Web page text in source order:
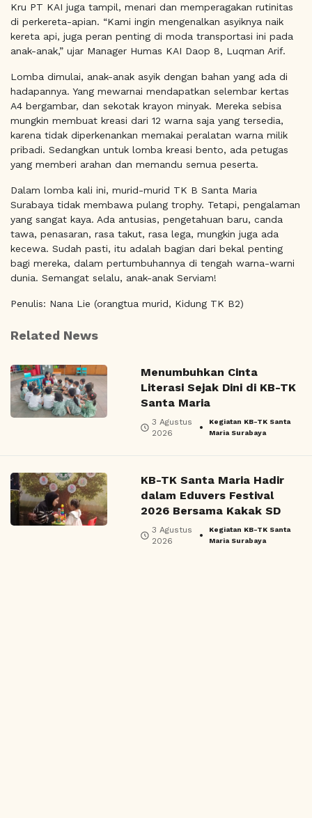
Kru PT KAI juga tampil, menari dan memperagakan rutinitas
di perkereta-apian. “Kami ingin mengenalkan asyiknya naik
kereta api, juga peran penting di moda transportasi ini pada
anak-anak,” ujar Manager Humas KAI Daop 8, Luqman Arif.
Lomba dimulai, anak-anak asyik dengan bahan yang ada di
hadapannya. Yang mewarnai mendapatkan selembar kertas
A4 bergambar, dan sekotak krayon minyak. Mereka sebisa
mungkin membuat kreasi dari 12 warna saja yang tersedia,
karena tidak diperkenankan memakai peralatan warna milik
pribadi. Sedangkan untuk lomba kreasi bento, ada petugas
yang memberi arahan dan memandu semua peserta.
Dalam lomba kali ini, murid-murid TK B Santa Maria
Surabaya tidak membawa pulang trophy. Tetapi, pengalaman
yang sangat kaya. Ada antusias, pengetahuan baru, canda
tawa, penasaran, rasa takut, rasa lega, mungkin juga ada
kecewa. Sudah pasti, itu adalah bagian dari bekal penting
bagi mereka, dalam pertumbuhannya di tengah warna-warni
dunia. Semangat selalu, anak-anak Serviam!
Penulis: Nana Lie (orangtua murid, Kidung TK B2)
Related News
Menumbuhkan Cinta
Literasi Sejak Dini di KB-TK
Santa Maria
3 Agustus
2026
•
Kegiatan KB-TK Santa
Maria Surabaya
KB-TK Santa Maria Hadir
dalam Eduvers Festival
2026 Bersama Kakak SD
3 Agustus
2026
•
Kegiatan KB-TK Santa
Maria Surabaya